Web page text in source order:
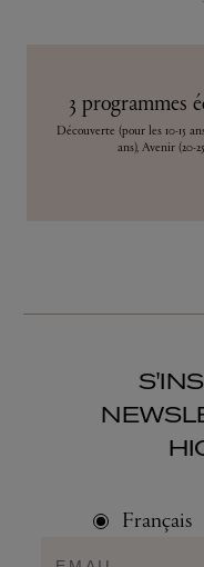
3 programmes
Découverte (pour les 10-15
ans), Avenir (20-
Français